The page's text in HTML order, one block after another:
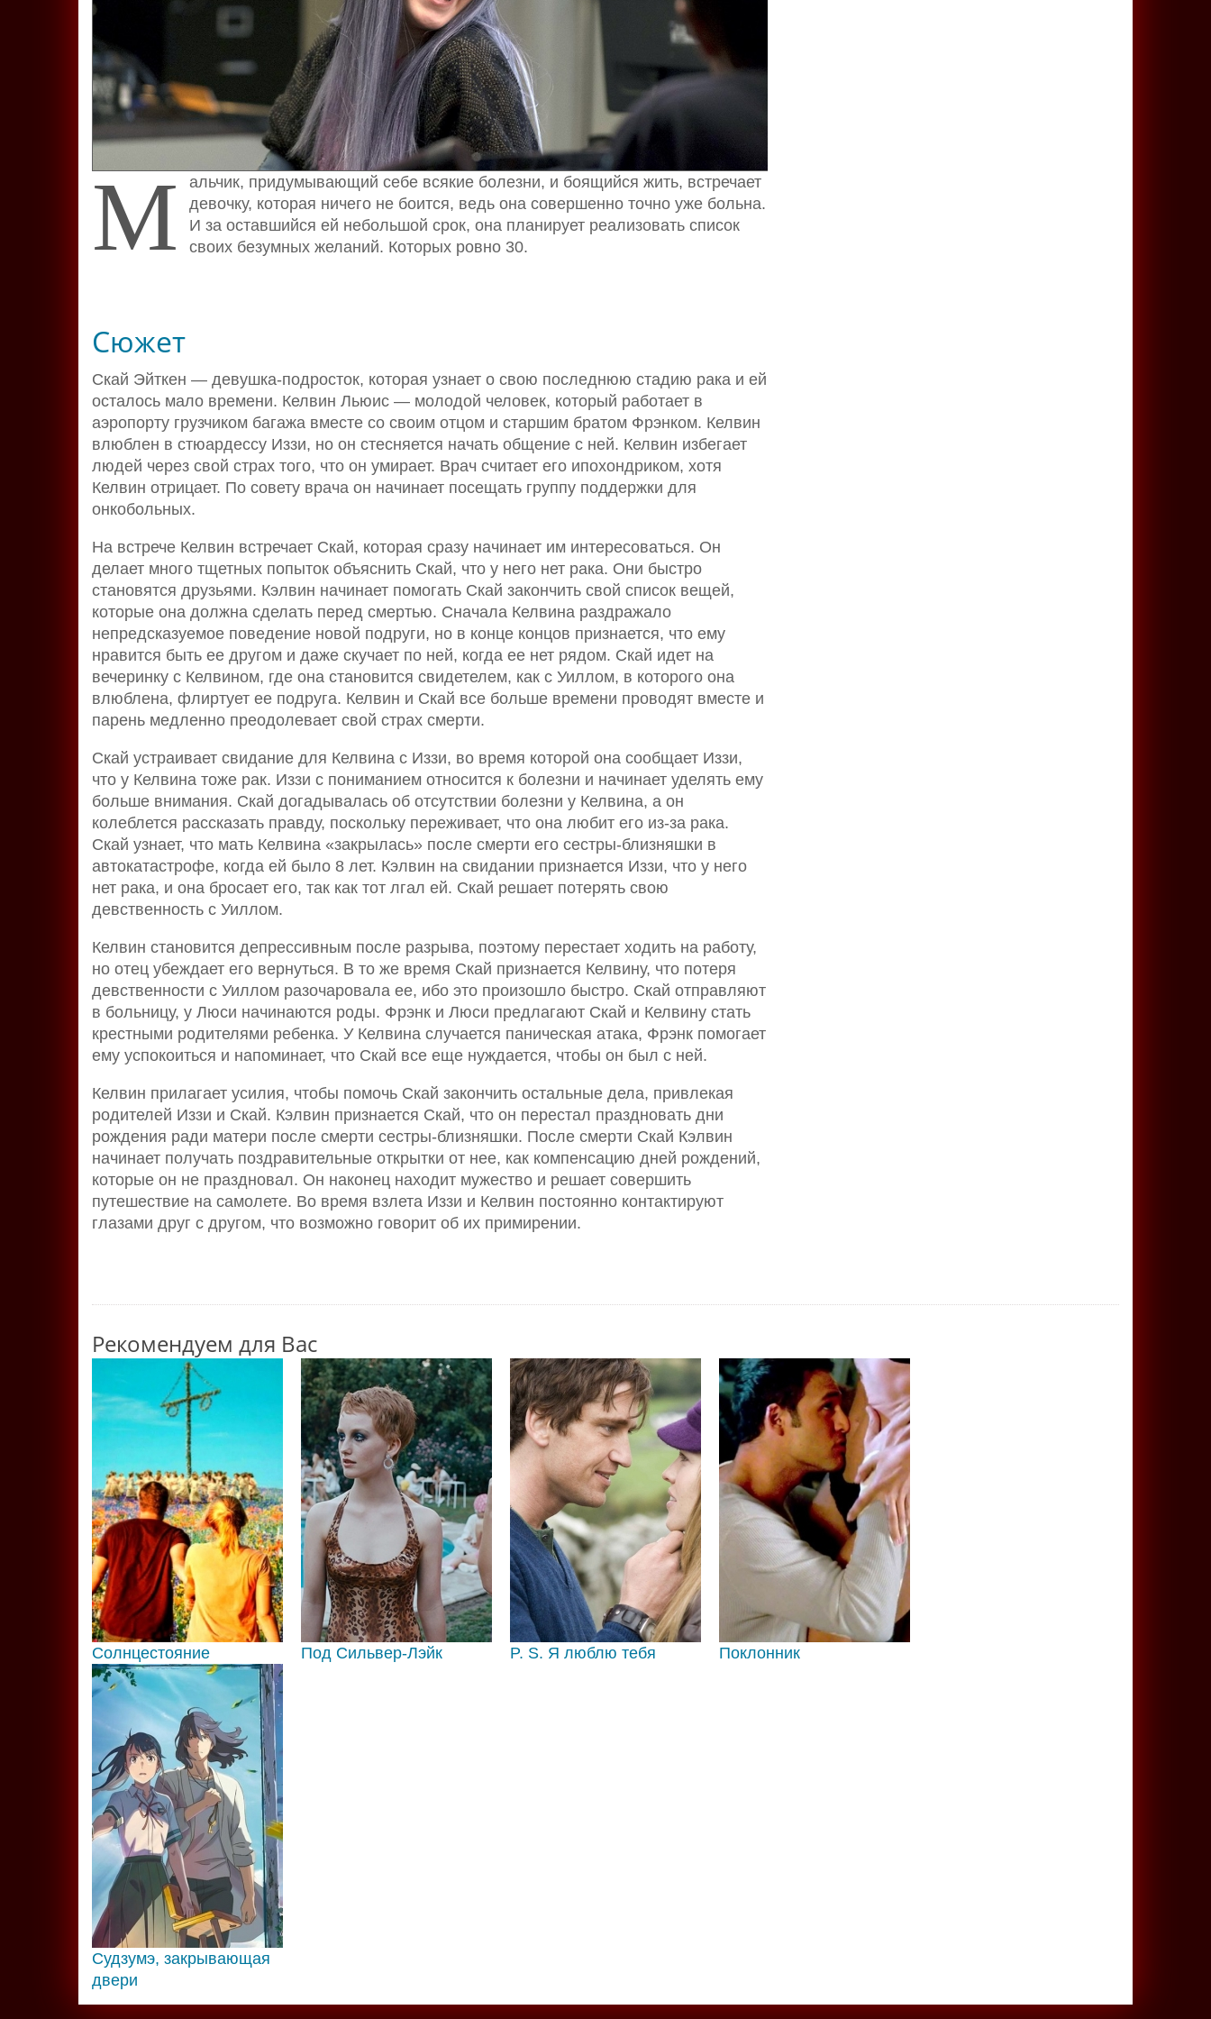
М альчик, придумывающий себе всякие болезни, и боящийся жить, встречает
девочку, которая ничего не боится, ведь она совершенно точно уже больна.
И за оставшийся ей небольшой срок, она планирует реализовать список
своих безумных желаний. Которых ровно 30.
Сюжет
Скай Эйткен — девушка-подросток, которая узнает о свою последнюю стадию рака и ей
осталось мало времени. Келвин Льюис — молодой человек, который работает в
аэропорту грузчиком багажа вместе со своим отцом и старшим братом Фрэнком. Келвин
влюблен в стюардессу Иззи, но он стесняется начать общение с ней. Келвин избегает
людей через свой страх того, что он умирает. Врач считает его ипохондриком, хотя
Келвин отрицает. По совету врача он начинает посещать группу поддержки для
онкобольных.
На встрече Келвин встречает Скай, которая сразу начинает им интересоваться. Он
делает много тщетных попыток объяснить Скай, что у него нет рака. Они быстро
становятся друзьями. Кэлвин начинает помогать Скай закончить свой список вещей,
которые она должна сделать перед смертью. Сначала Келвина раздражало
непредсказуемое поведение новой подруги, но в конце концов признается, что ему
нравится быть ее другом и даже скучает по ней, когда ее нет рядом. Скай идет на
вечеринку с Келвином, где она становится свидетелем, как с Уиллом, в которого она
влюблена, флиртует ее подруга. Келвин и Скай все больше времени проводят вместе и
парень медленно преодолевает свой страх смерти.
Скай устраивает свидание для Келвина с Иззи, во время которой она сообщает Иззи,
что у Келвина тоже рак. Иззи с пониманием относится к болезни и начинает уделять ему
больше внимания. Скай догадывалась об отсутствии болезни у Келвина, а он
колеблется рассказать правду, поскольку переживает, что она любит его из-за рака.
Скай узнает, что мать Келвина «закрылась» после смерти его сестры-близняшки в
автокатастрофе, когда ей было 8 лет. Кэлвин на свидании признается Иззи, что у него
нет рака, и она бросает его, так как тот лгал ей. Скай решает потерять свою
девственность с Уиллом.
Келвин становится депрессивным после разрыва, поэтому перестает ходить на работу,
но отец убеждает его вернуться. В то же время Скай признается Келвину, что потеря
девственности с Уиллом разочаровала ее, ибо это произошло быстро. Скай отправляют
в больницу, у Люси начинаются роды. Фрэнк и Люси предлагают Скай и Келвину стать
крестными родителями ребенка. У Келвина случается паническая атака, Фрэнк помогает
ему успокоиться и напоминает, что Скай все еще нуждается, чтобы он был с ней.
Келвин прилагает усилия, чтобы помочь Скай закончить остальные дела, привлекая
родителей Иззи и Скай. Кэлвин признается Скай, что он перестал праздновать дни
рождения ради матери после смерти сестры-близняшки. После смерти Скай Кэлвин
начинает получать поздравительные открытки от нее, как компенсацию дней рождений,
которые он не праздновал. Он наконец находит мужество и решает совершить
путешествие на самолете. Во время взлета Иззи и Келвин постоянно контактируют
глазами друг с другом, что возможно говорит об их примирении.
Рекомендуем для Вас
Солнцестояние Под Сильвер-Лэйк P. S. Я люблю тебя Поклонник
Судзумэ, закрывающая
двери